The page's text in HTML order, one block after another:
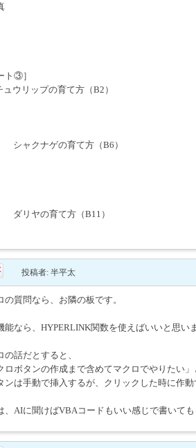
真
ート③］
ウリップの育て方（B2）
クナゲの育て方（B6）
ヤの育て方（B11）
投稿者: 半平太
の質問なら、お隣の板です。
能なら、HYPERLINK関数を使えばいいと思いま
の話だとすると、
ロボタンの作成まで含めてマクロでやりたい
ンは手動で挿入するが、クリックした時に作
、AIに聞けばVBAコードもいい感じで書いても